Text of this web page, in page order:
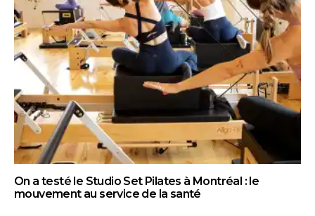
On a testé le Studio Set Pilates à Montréal : le
mouvement au service de la santé